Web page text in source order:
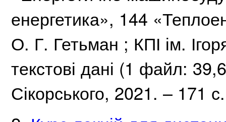
енергетика», 144
О. Г. Гетьман ; КПІ ім.
текстові дані (1 файл:
Сікорського, 2021. – 171 с.